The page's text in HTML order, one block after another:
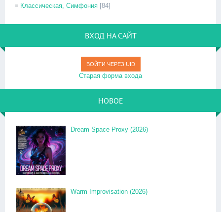
Классическая, Симфония [84]
ВХОД НА САЙТ
ВОЙТИ ЧЕРЕЗ UID
Старая форма входа
НОВОЕ
Dream Space Proxy (2026)
Warm Improvisation (2026)